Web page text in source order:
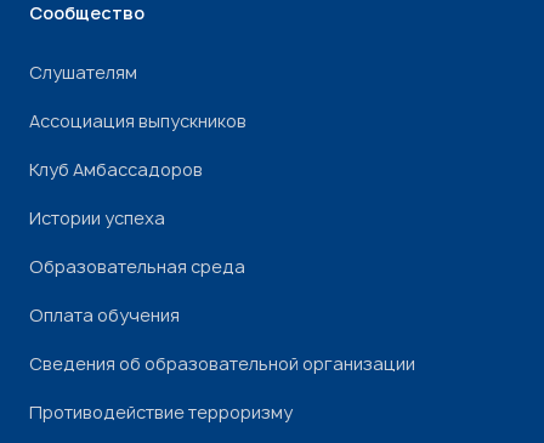
Сообщество
Слушателям
Ассоциация выпускников
Клуб Амбассадоров
Истории успеха
Образовательная среда
Оплата обучения
Сведения об образовательной организации
Противодействие терроризму